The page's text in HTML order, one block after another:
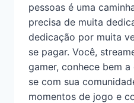
pessoas é uma
precisa de muita
dedicação por muita
se pagar. Você,
gamer, conhece bem
se com sua
momentos de jogo e